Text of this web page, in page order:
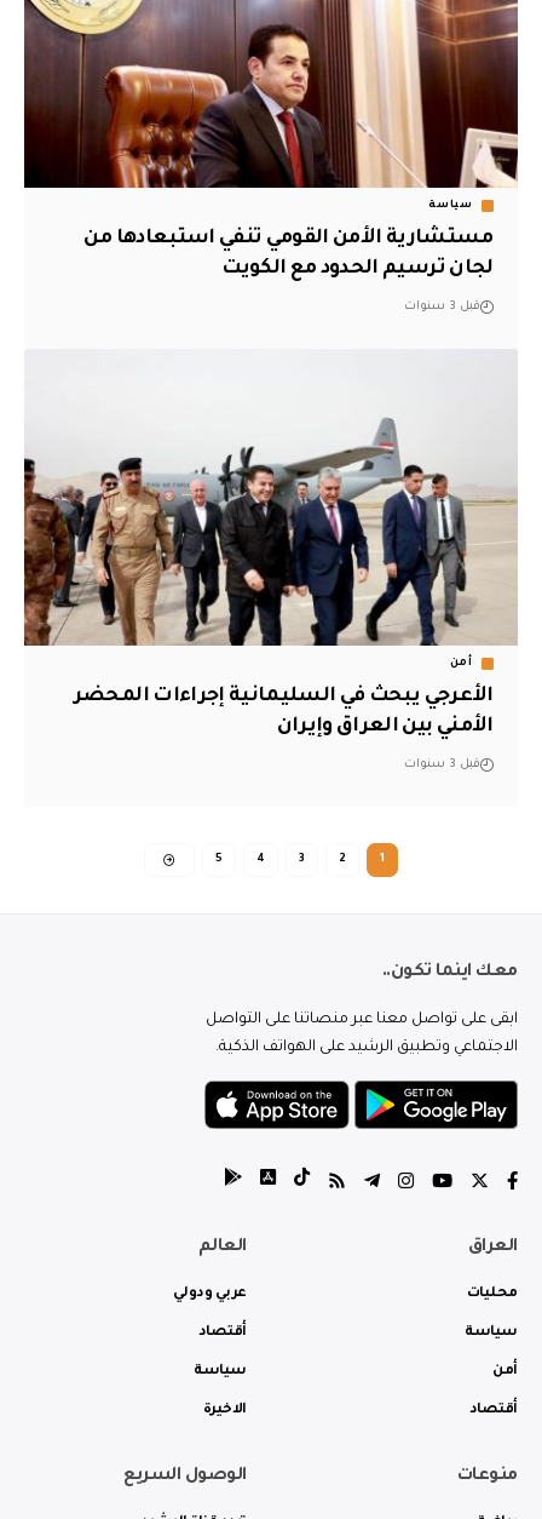
سياسة
مستشارية الأمن القومي تنفي استبعادها من
لجان ترسيم الحدود مع الكويت
قبل 3 سنوات
أمن
الأعرجي يبحث في السليمانية إجراءات المحضر
الأمني بين العراق وإيران
قبل 3 سنوات
1
2
3
4
5
معك اينما تكون..
ابقى على تواصل معنا عبر منصاتنا على التواصل
الاجتماعي وتطبيق الرشيد على الهواتف الذكية.
العراق
محليات
سياسة
أمن
أقتصاد
العالم
عربي ودولي
أقتصاد
سياسة
الاخيرة
منوعات الوصول السريع